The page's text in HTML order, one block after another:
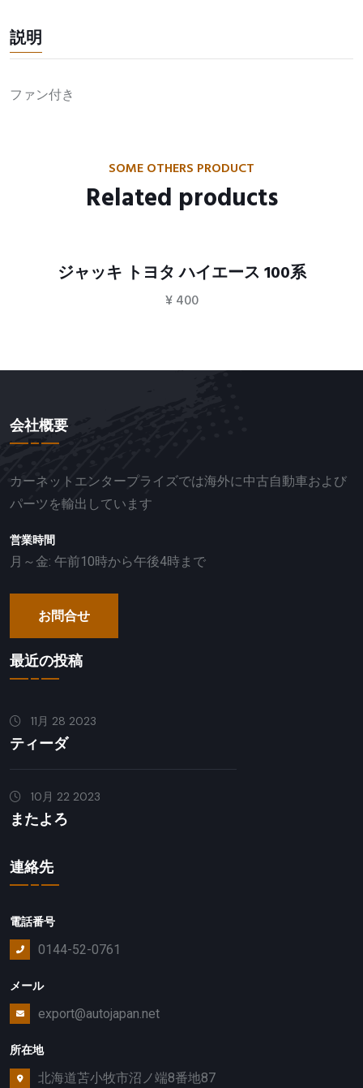
説明
ファン付き
SOME OTHERS PRODUCT
Related products
ジャッキ トヨタ ハイエース 100系
¥400
会社概要
カーネットエンタープライズでは海外に中古自動車および
パーツを輸出しています
営業時間
月～金: 午前10時から午後4時まで
お問合せ
最近の投稿
11月 28 2023
ティーダ
10月 22 2023
またよろ
連絡先
電話番号
0144-52-0761
メール
export@autojapan.net
所在地
北海道苫小牧市沼ノ端8番地87